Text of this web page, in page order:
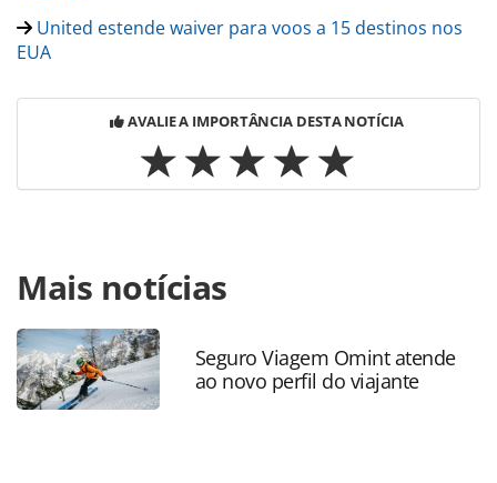
United estende waiver para voos a 15 destinos nos
EUA
AVALIE A IMPORTÂNCIA DESTA NOTÍCIA
https://www.panrotas.com.br/noticia-
turismo/destinos/2017/09/estados-unidos-os-10-parques-
com-superlativos_149426.html ou as ferramentas
oferecidas na página. Todo o conteúdo produzido pela
PANROTAS Editora é protegido pela legislação brasileira
sobre direito autoral. Não reproduza o conteúdo sem
Mais notícias
Seguro Viagem Omint atende
ao novo perfil do viajante